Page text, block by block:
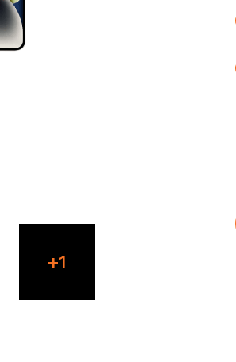
+1
dalších obrázků.